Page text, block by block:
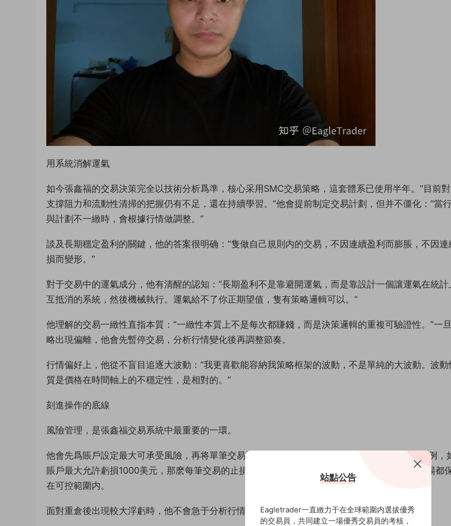
用系統消解運氣
如今張鑫福的交易決策完全以技術分析爲準，核心采用SMC交易策略，這套體系已使用半年。“目前
支撐阻力和流動性清掃的把握仍有不足，還在持續學習。”他會提前制定交易計劃，但并不僵化：“當
與計劃不一緻時，會根據行情做調整。”
談及長期穩定盈利的關鍵，他的答案很明确：“隻做自己規則内的交易，不因連續盈利而膨脹，不因連
損而變形。”
對于交易中的運氣成分，他有清醒的認知：“長期盈利不是靠避開運氣，而是靠設計一個讓運氣在統計
互抵消的系統，然後機械執行。運氣給不了你正期望值，隻有策略邏輯可以。”
他理解的交易一緻性直指本質：“一緻性本質上不是每次都賺錢，而是決策邏輯的重複可驗證性。”一
略出現偏離，他會先暫停交易，分析行情變化後再調整節奏。
行情偏好上，他從不盲目追逐大波動：“我更喜歡能容納我策略框架的波動，不是單純的大波動。波動
質是價格在時間軸上的不穩定性，是相對的。”
刻進操作的底線
風險管理，是張鑫福交易系統中最重要的一環。
他會先爲賬戶設定最大可承受風險，再将單筆交易控制在其中的30%至50%。以10萬美元賬戶爲例，
賬戶最大允許虧損1000美元，那麽每筆交易的止損通常設置在300至500美元之間，讓每一次進場都
在可控範圍内。
面對重倉後出現較大浮虧時，他不會急于分析行情，而是先處理風險。
站點公告
Eagletrader一直緻力于在全球範圍内選拔優秀
的交易員，共同建立一場優秀交易員的考核，